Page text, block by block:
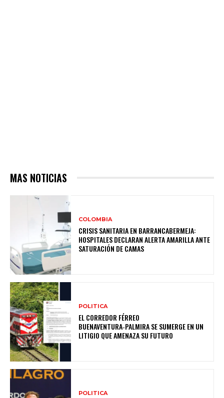
MAS NOTICIAS
COLOMBIA
CRISIS SANITARIA EN BARRANCABERMEJA:
HOSPITALES DECLARAN ALERTA AMARILLA ANTE
SATURACIÓN DE CAMAS
POLITICA
EL CORREDOR FÉRREO
BUENAVENTURA‑PALMIRA SE SUMERGE EN UN
LITIGIO QUE AMENAZA SU FUTURO
POLITICA